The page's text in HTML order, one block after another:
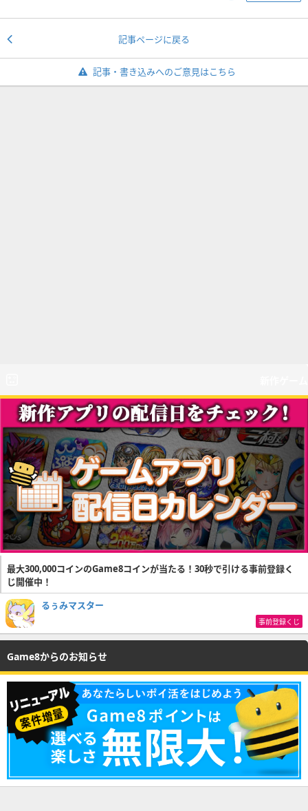
記事ページに戻る
記事・書き込みへのご意見はこちら
最大300,000コインのGame8コインが当たる！30秒で引ける事前登録く
じ開催中！
るぅみマスター
事前登録くじ
Game8からのお知らせ